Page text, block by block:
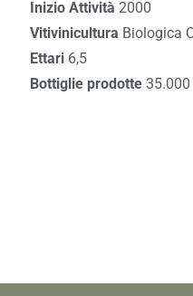
Inizio Attività 2000
Vitivinicultura Biologica
Ettari 6,5
Bottiglie prodotte 35.000